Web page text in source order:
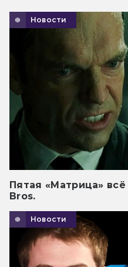
Новости
Пятая «Матрица»
Bros.
Новости